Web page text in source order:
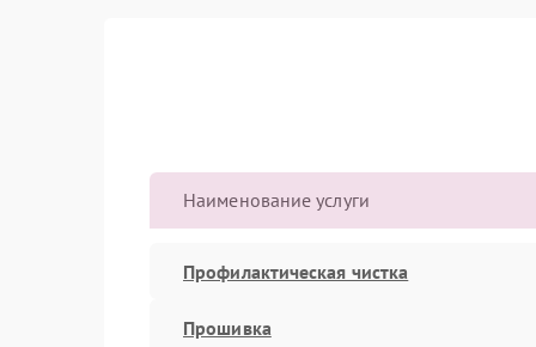
Наименование услуги
Профилактическая чистка
Прошивка